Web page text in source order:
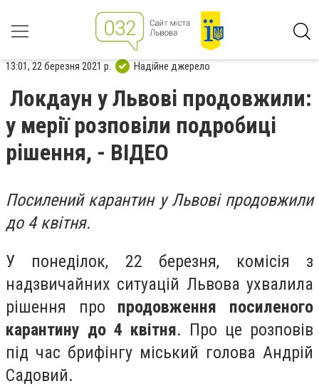
13:01, 22 березня 2021 р. Надійне джерело
Локдаун у Львові продовжили:
у мерії розповіли подробиці
рішення, - ВІДЕО
Посилений карантин у Львові продовжили
до 4 квітня.
У понеділок, 22 березня, комісія з
надзвичайних ситуацій Львова ухвалила
рішення про продовження посиленого
карантину до 4 квітня. Про це розповів
під час брифінгу міський голова Андрій
Садовий.